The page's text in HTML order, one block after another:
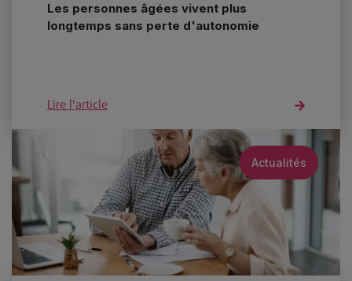
Les personnes âgées vivent plus
longtemps sans perte d'autonomie
Lire l'article
Actualités